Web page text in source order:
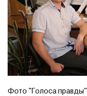
Фото "Голоса правды"